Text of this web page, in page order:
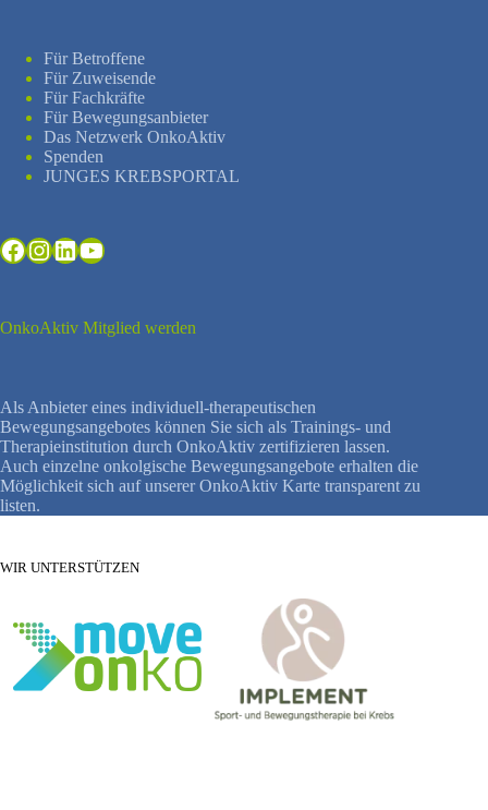
Für Betroffene
Für Zuweisende
Für Fachkräfte
Für Bewegungsanbieter
Das Netzwerk OnkoAktiv
Spenden
JUNGES KREBSPORTAL
Facebook
Instagram
LinkedIn
YouTube
OnkoAktiv Mitglied werden
Als Anbieter eines individuell-therapeutischen
Bewegungsangebotes können Sie sich als Trainings- und
Therapieinstitution durch OnkoAktiv zertifizieren lassen.
Auch einzelne onkolgische Bewegungsangebote erhalten die
Möglichkeit sich auf unserer OnkoAktiv Karte transparent zu
listen.
WIR UNTERSTÜTZEN